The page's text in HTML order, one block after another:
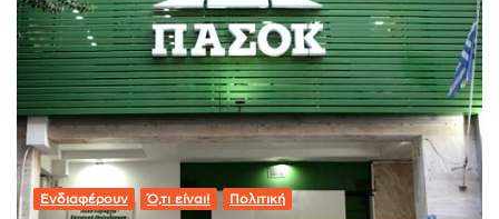
Ενδιαφέρουν Ό,τι είναι! Πολιτική